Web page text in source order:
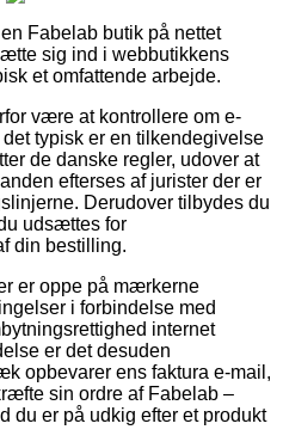
Fabelab butik på nettet
sig ind i webbutikkens
et omfattende arbejde.
være at kontrollere om e-
typisk er en tilkendegivelse
de danske regler, udover at
efterses af jurister der er
Derudover tilbydes du
udsættes for
din bestilling.
er oppe på mærkerne
i forbindelse med
internet
er det desuden
opbevarer ens faktura e-mail,
sin ordre af Fabelab –
du er på udkig efter et produkt